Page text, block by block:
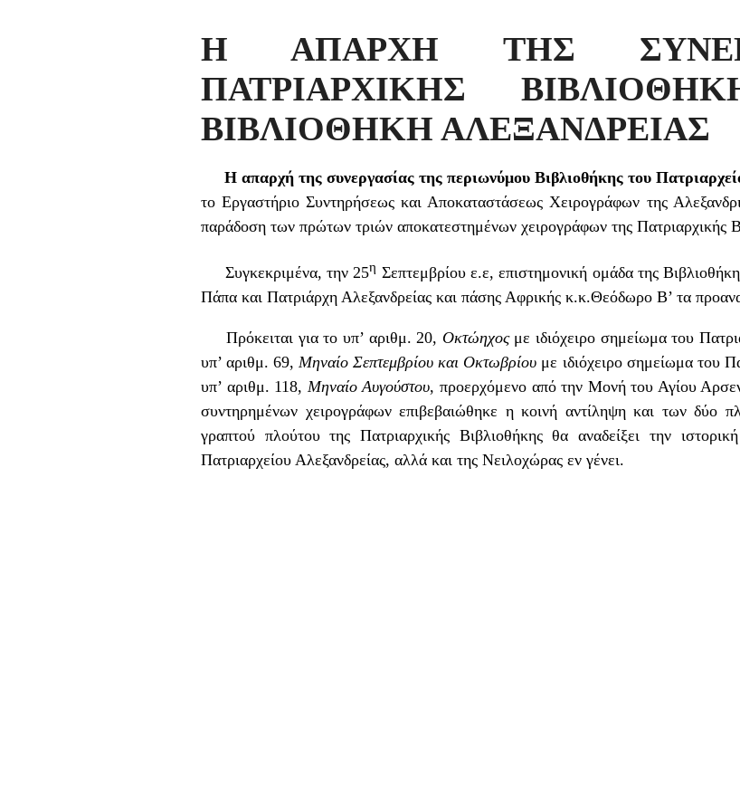
Η ΑΠΑΡΧΗ ΤΗΣ
ΠΑΤΡΙΑΡΧΙΚΗΣ
ΒΙΒΛΙΟΘΗΚΗ ΑΛΕΞΑΝΔΡΕΙΑΣ
Η απαρχή της συνεργασίας της περιωνύμου Βιβλιοθήκης του
το Εργαστήριο Συντηρήσεως και Αποκαταστάσεως Χειρογράφων της
παράδοση των πρώτων τριών αποκατεστημένων χειρογράφων της Πατριαρχικής
Συγκεκριμένα, την 25η Σεπτεμβρίου ε.ε, επιστημονική ομάδα της
Πάπα και Πατριάρχη Αλεξανδρείας και πάσης Αφρικής κ.κ.Θεόδωρο Β’ τα
Πρόκειται για το υπ’ αριθμ. 20, Οκτώηχοςμε ιδιόχειρο σημείωμα του
υπ’ αριθμ. 69, Μηναίο Σεπτεμβρίου και Οκτωβρίου με ιδιόχειρο σημείωμα του
υπ’ αριθμ. 118, Μηναίο Αυγούστου, προερχόμενο από την Μονή του Αγίου
συντηρημένων χειρογράφων επιβεβαιώθηκε η κοινή αντίληψη και των δύο
γραπτού πλούτου της Πατριαρχικής Βιβλιοθήκης θα αναδείξει την
Πατριαρχείου Αλεξανδρείας, αλλά και της Νειλοχώρας εν γένει.